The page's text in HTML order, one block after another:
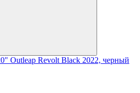
Outleap Revolt Black 2022, черный